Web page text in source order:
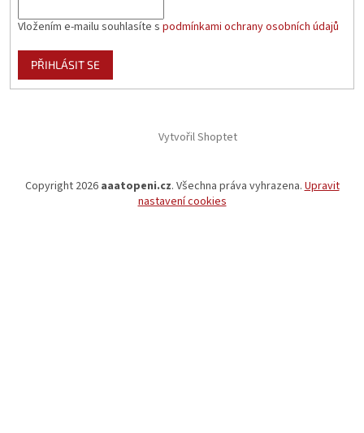
Vložením e-mailu souhlasíte s podmínkami ochrany osobních údajů
PŘIHLÁSIT SE
Vytvořil Shoptet
Copyright 2026 aaatopeni.cz. Všechna práva vyhrazena. Upravit
nastavení cookies